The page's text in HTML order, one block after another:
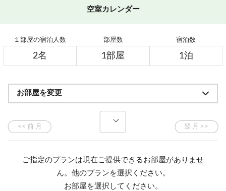
より快適なご滞在と冬の志賀高原を、どうぞ存分にお
■お食事（夕食・朝食付）
山菜や信州サーモンなど、旬のもの、地のものを盛り
込んだお料理をご用意いたします。
当館のルーツでもある玉村本店が醸す「志賀高原ビー
ル」や日本酒「縁喜」、
■館内のご紹介
空室カレンダー
１部屋の宿泊人数 部屋数 宿泊数
お部屋を変更
ご指定のプランは現在ご提供できるお部屋がありませ
ん。他のプランを選択ください。
お部屋を選択してください。